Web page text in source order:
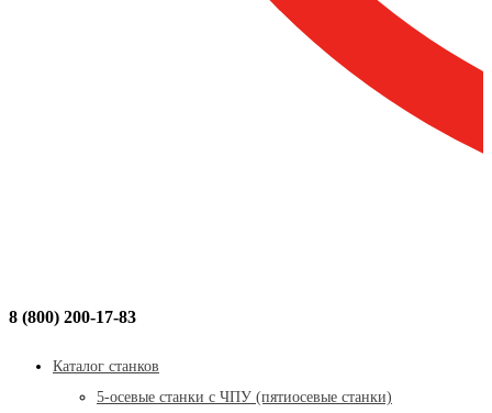
8 (800) 200-17-83
Каталог станков
5-осевые станки с ЧПУ (пятиосевые станки)